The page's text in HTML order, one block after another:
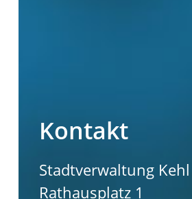
Kontakt
Stadtverwaltung Kehl
Rathausplatz 1